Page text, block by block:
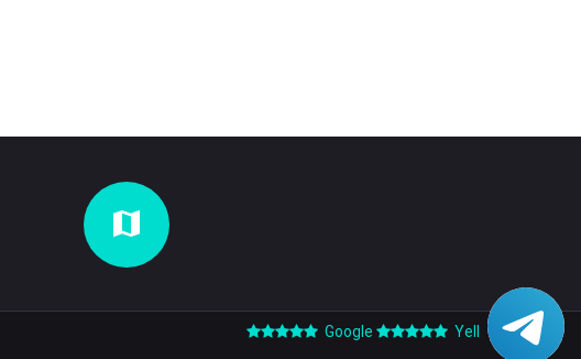
Google Yell